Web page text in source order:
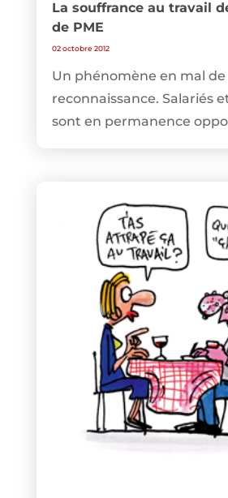
La souffrance au travail
de PME
02 octobre 2012
Un phénomène en mal de
reconnaissance. Salariés
sont en permanence